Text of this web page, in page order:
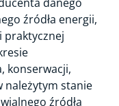
źródła energii,
praktycznej
konserwacji,
należytym stanie
źródła